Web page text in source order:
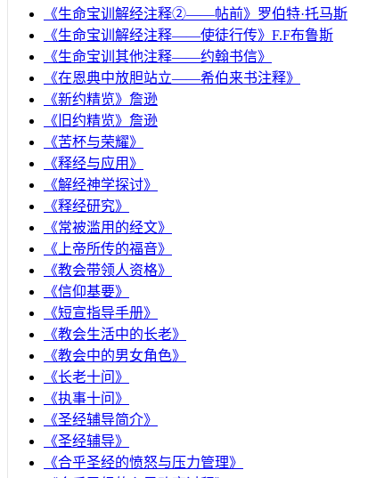
《生命宝训解经注释②——帖前》罗伯特·托马斯
《生命宝训解经注释——使徒行传》F.F布鲁斯
《生命宝训其他注释——约翰书信》
《在恩典中放胆站立——希伯来书注释》
《新约精览》詹逊
《旧约精览》詹逊
《苦杯与荣耀》
《释经与应用》
《解经神学探讨》
《释经研究》
《常被滥用的经文》
《上帝所传的福音》
《教会带领人资格》
《信仰基要》
《短宣指导手册》
《教会生活中的长老》
《教会中的男女角色》
《长老十问》
《执事十问》
《圣经辅导简介》
《圣经辅导》
​《合乎圣经的愤怒与压力管理》